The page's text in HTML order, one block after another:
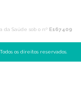
Saúde sob o nº E167409
os direitos reservados.